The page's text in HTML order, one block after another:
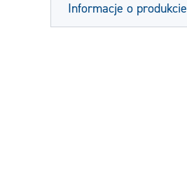
Informacje o produkcie